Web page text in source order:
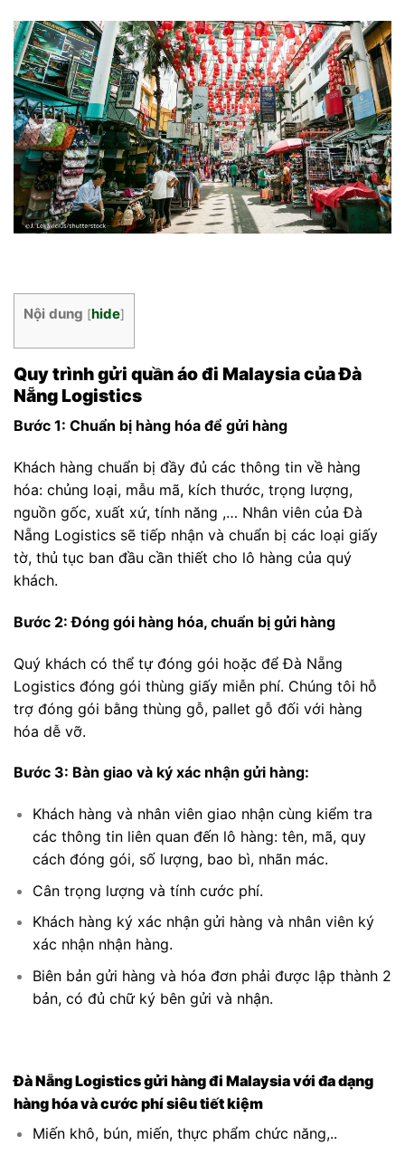
Nội dung [hide]
Quy trình gửi quần áo đi Malaysia của Đà
Nẵng Logistics
Bước 1: Chuẩn bị hàng hóa để gửi hàng
Khách hàng chuẩn bị đầy đủ các thông tin về hàng
hóa: chủng loại, mẫu mã, kích thước, trọng lượng,
nguồn gốc, xuất xứ, tính năng ,… Nhân viên của Đà
Nẵng Logistics sẽ tiếp nhận và chuẩn bị các loại giấy
tờ, thủ tục ban đầu cần thiết cho lô hàng của quý
khách.
Bước 2: Đóng gói hàng hóa, chuẩn bị gửi hàng
Quý khách có thể tự đóng gói hoặc để Đà Nẵng
Logistics đóng gói thùng giấy miễn phí. Chúng tôi hỗ
trợ đóng gói bằng thùng gỗ, pallet gỗ đối với hàng
hóa dễ vỡ.
Bước 3: Bàn giao và ký xác nhận gửi hàng:
Khách hàng và nhân viên giao nhận cùng kiểm tra
các thông tin liên quan đến lô hàng: tên, mã, quy
cách đóng gói, số lượng, bao bì, nhãn mác.
Cân trọng lượng và tính cước phí.
Khách hàng ký xác nhận gửi hàng và nhân viên ký
xác nhận nhận hàng.
Biên bản gửi hàng và hóa đơn phải được lập thành 2
bản, có đủ chữ ký bên gửi và nhận.
Đà Nẵng Logistics gửi hàng đi Malaysia với đa dạng
hàng hóa và cước phí siêu tiết kiệm
Miến khô, bún, miến, thực phẩm chức năng,..